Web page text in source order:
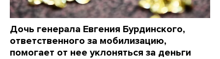
Дочь генерала Евгения Бурдинского,
ответственного за мобилизацию,
помогает от нее уклоняться за деньги